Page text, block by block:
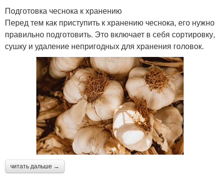
Подготовка чеснока к хранению
Перед тем как приступить к хранению чеснока, его нужно
правильно подготовить. Это включает в себя сортировку,
сушку и удаление непригодных для хранения головок.
читать дальше →